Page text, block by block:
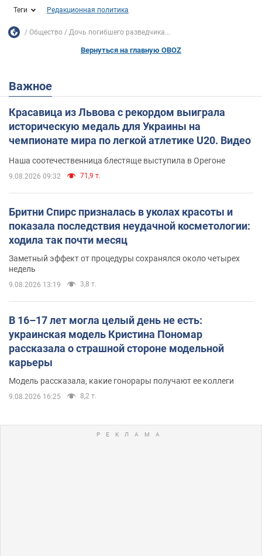
Теги Редакционная политика
Общество Дочь погибшего разведчика...
Вернуться на главную OBOZ
Важное
Красавица из Львова с рекордом выиграла
историческую медаль для Украины на
чемпионате мира по легкой атлетике U20. Видео
Наша соотечественница блестяще выступила в Орегоне
9.08.2026 09:32 71,9 т.
Бритни Спирс призналась в уколах красоты и
показала последствия неудачной косметологии:
ходила так почти месяц
Заметный эффект от процедуры сохранялся около четырех
недель
9.08.2026 13:19 3,8 т.
В 16–17 лет могла целый день не есть:
украинская модель Кристина Пономар
рассказала о страшной стороне модельной
карьеры
Модель рассказала, какие гонорары получают ее коллеги
9.08.2026 16:25 8,2 т.